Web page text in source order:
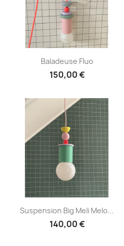
Aperçu rapide
Baladeuse Fluo
150,00 €
Aperçu rapide
Suspension Big Meli Melo...
140,00 €